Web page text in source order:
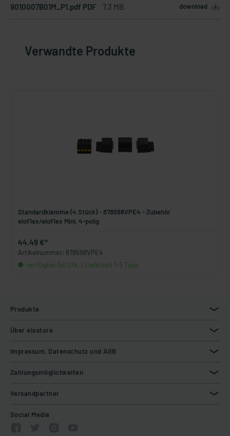
9010007B01M_P1.pdf PDF 7.3 MB download
Verwandte Produkte
Standardklemme (4 Stück) - 878598VPE4 - Zubehör
eloFlex/eloFlex Mini, 4-polig
44,49 €*
Artikelnummer: 878598VPE4
verfügbar (50 Stk.), Lieferzeit 1-3 Tage
Produkte
Über elostore
Impressum, Datenschutz und AGB
Zahlungsmöglichkeiten
Versandpartner
Social Media